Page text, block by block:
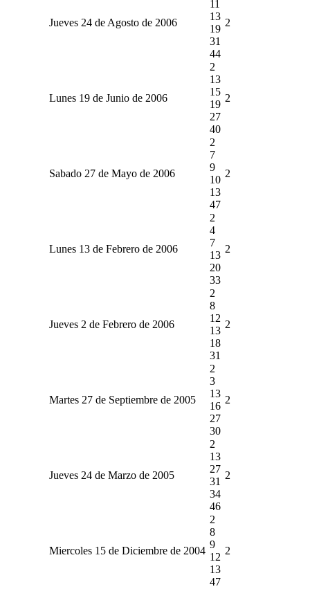
Jueves 24 de Agosto de 2006
11
13
19
31
44
2
Lunes 19 de Junio de 2006
2
13
15
19
27
40
2
Sabado 27 de Mayo de 2006
2
7
9
10
13
47
2
Lunes 13 de Febrero de 2006
2
4
7
13
20
33
2
Jueves 2 de Febrero de 2006
2
8
12
13
18
31
2
Martes 27 de Septiembre de 2005
2
3
13
16
27
30
2
Jueves 24 de Marzo de 2005
2
13
27
31
34
46
2
Miercoles 15 de Diciembre de 2004
2
8
9
12
13
47
2